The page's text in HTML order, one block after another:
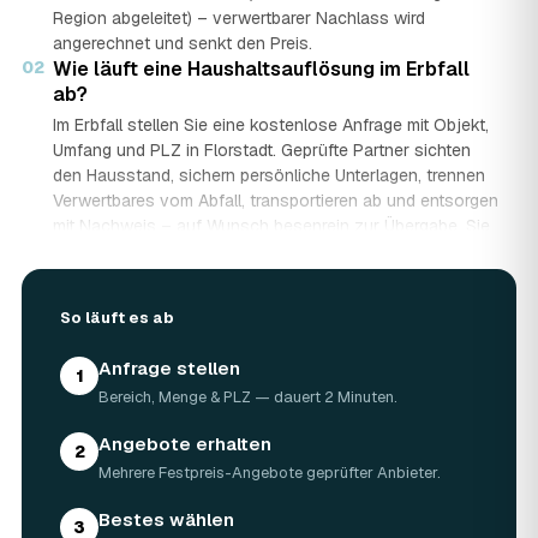
Region abgeleitet) – verwertbarer Nachlass wird
angerechnet und senkt den Preis.
02 Wie läuft eine Haushaltsauflösung im Erbfall
ab?
Im Erbfall stellen Sie eine kostenlose Anfrage mit Objekt,
Umfang und PLZ in Florstadt. Geprüfte Partner sichten
den Hausstand, sichern persönliche Unterlagen, trennen
Verwertbares vom Abfall, transportieren ab und entsorgen
mit Nachweis – auf Wunsch besenrein zur Übergabe. Sie
Ruhe, gerade wenn mehrere Erben beteiligt sind.
angerechnet?
Ja. Antiquitäten, Möbel, Schmuck und ganze Sammlungen
aus dem Nachlass werden fachkundig begutachtet und
auf den Preis angerechnet. Bei wertvollem Hausstand
kann die Haushaltsauflösung in Florstadt dadurch nahezu
kostenneutral werden – in Einzelfällen bis hin zu
Nullkosten.
Wie lange dauert eine Haushaltsauflösung in
So läuft es ab
1 Anfrage stellen
Bereich, Menge & PLZ — dauert 2 Minuten.
2 Angebote erhalten
Mehrere Festpreis-Angebote geprüfter Anbieter.
3 Bestes wählen